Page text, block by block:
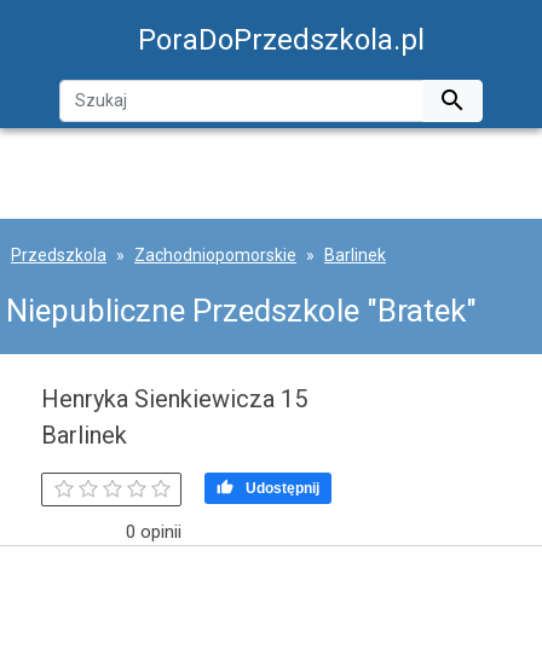
PoraDoPrzedszkola.pl

Przedszkola Zachodniopomorskie Barlinek
Niepubliczne Przedszkole "Bratek"
Henryka Sienkiewicza 15
Barlinek
0 opinii
 Udostępnij